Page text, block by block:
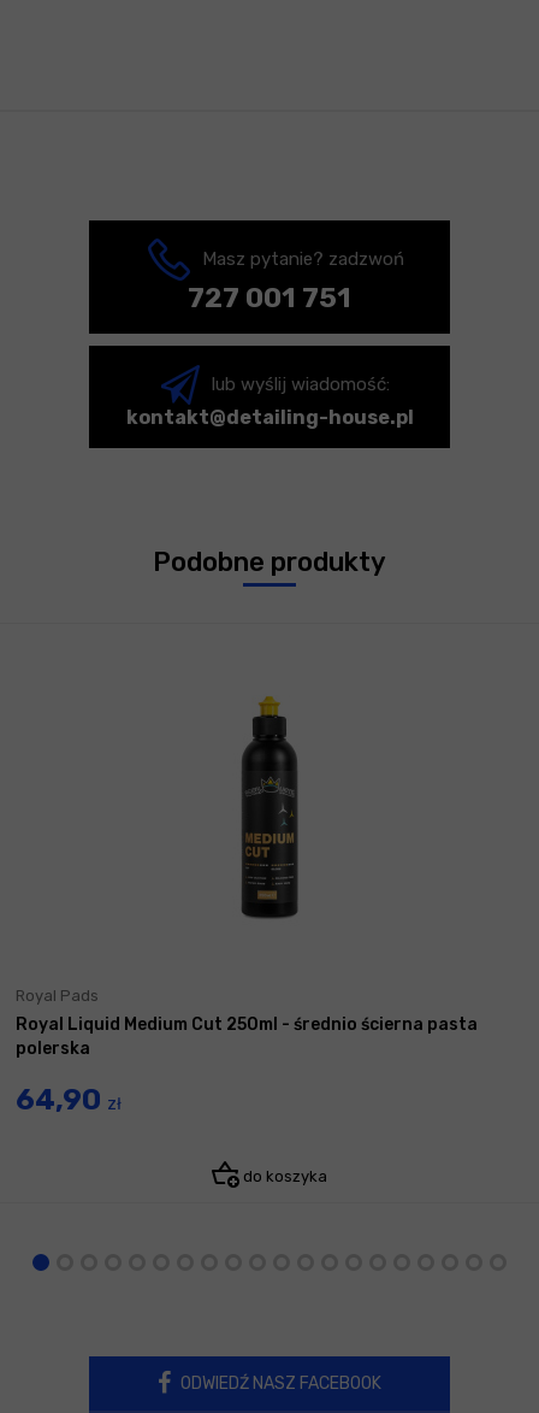
Masz pytanie? zadzwoń
727 001 751
lub wyślij wiadomość:
kontakt@detailing-house.pl
Podobne produkty
Royal Pads
Royal Liquid Medium Cut 250ml - średnio ścierna pasta
polerska
64,90 zł
do koszyka
ODWIEDŹ NASZ FACEBOOK